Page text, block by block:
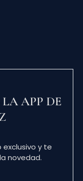
APP DE
y te
novedad.